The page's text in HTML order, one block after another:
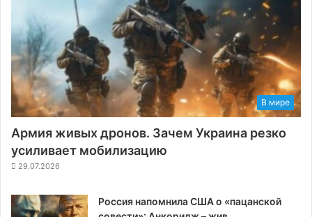
В мире
Армия живых дронов. Зачем Украина резко
усиливает мобилизацию
29.07.2026
Россия напомнила США о «пацанской